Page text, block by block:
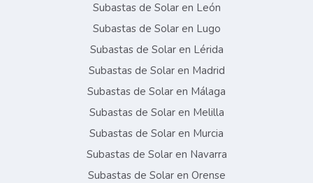
Subastas de Solar en León
Subastas de Solar en Lugo
Subastas de Solar en Lérida
Subastas de Solar en Madrid
Subastas de Solar en Málaga
Subastas de Solar en Melilla
Subastas de Solar en Murcia
Subastas de Solar en Navarra
Subastas de Solar en Orense